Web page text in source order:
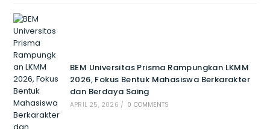
BEM Universitas Prisma Rampungkan LKMM
2026, Fokus Bentuk Mahasiswa Berkarakter
dan Berdaya Saing
APRIL 25, 2026 / 0 COMMENTS